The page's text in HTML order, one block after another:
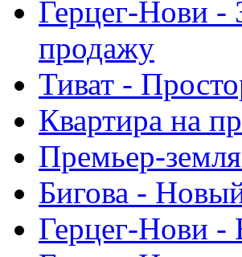
Герцег-Нови -
продажу
Тиват -
Квартира на
Премьер-
Бигова -
Герцег-Нови -